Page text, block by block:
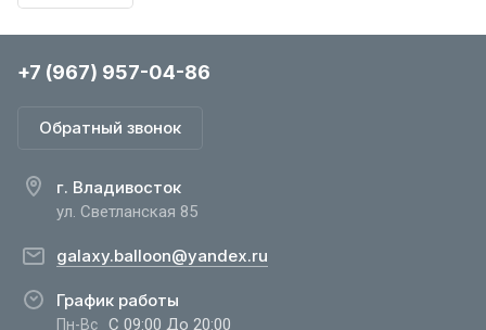
+7 (967) 957-04-86
Обратный звонок
г. Владивосток
ул. Светланская 85
galaxy.balloon@yandex.ru
График работы
Пн-Вс С 09:00 До 20:00